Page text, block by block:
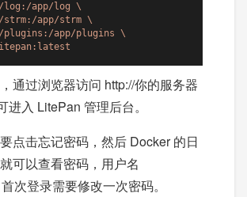
log:/app/log \
strm:/app/strm \
plugins:/app/plugins \
通过浏览器访问 http://你的服务器
进入 LitePan 管理后台。
点击忘记密码，然后 Docker 的日
可以查看密码，用户名
次登录需要修改一次密码。